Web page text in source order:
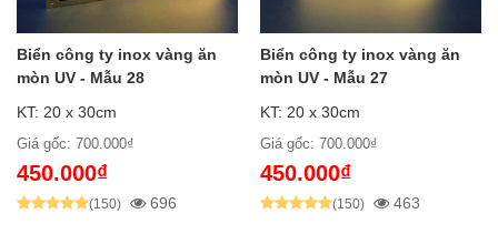
Biển công ty inox vàng ăn
mòn UV - Mẫu 28
KT: 20 x 30cm
Giá gốc: 700.000₫
450.000₫
(150) 696
Biển công ty inox vàng ăn
mòn UV - Mẫu 27
KT: 20 x 30cm
Giá gốc: 700.000₫
450.000₫
(150) 463